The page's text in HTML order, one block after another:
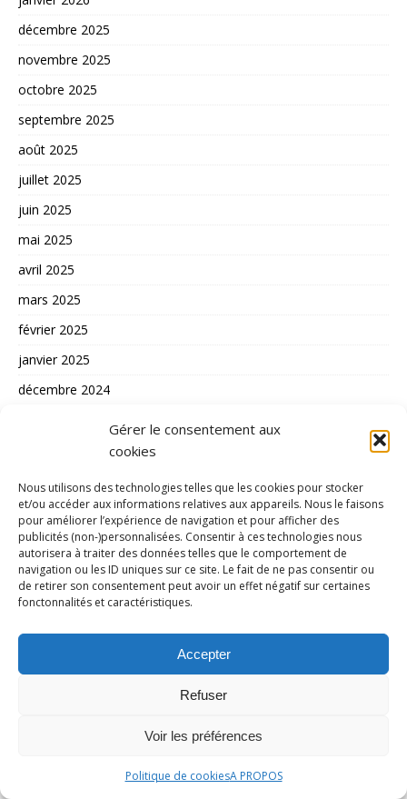
Gérer le consentement aux
cookies
Nous utilisons des technologies telles que les cookies pour stocker
et/ou accéder aux informations relatives aux appareils. Nous le faisons
pour améliorer l’expérience de navigation et pour afficher des
publicités (non-)personnalisées. Consentir à ces technologies nous
autorisera à traiter des données telles que le comportement de
navigation ou les ID uniques sur ce site. Le fait de ne pas consentir ou
de retirer son consentement peut avoir un effet négatif sur certaines
fonctonnalités et caractéristiques.
Accepter
Refuser
Voir les préférences
Politique de cookiesA PROPOS
décembre 2025
novembre 2025
octobre 2025
septembre 2025
août 2025
juillet 2025
juin 2025
mai 2025
avril 2025
mars 2025
février 2025
janvier 2025
décembre 2024
septembre 2024
août 2024
juillet 2024
juin 2024
mai 2024